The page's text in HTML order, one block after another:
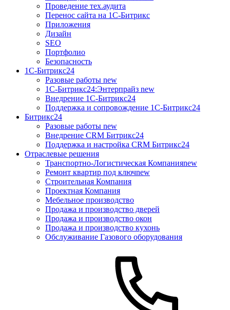
Проведение тех.аудита
Перенос сайта на 1С-Битрикс
Приложения
Дизайн
SEO
Портфолио
Безопасность
1C-Битрикс24
Разовые работы new
1С-Битрикс24:Энтерпрайз new
Внедрение 1C-Битрикс24
Поддержка и сопровождение 1С-Битрикс24
Битрикс24
Разовые работы new
Внедрение CRM Битрикс24
Поддержка и настройка CRM Битрикс24
Отраслевые решения
Транспортно-Логистическая Компанияnew
Ремонт квартир под ключnew
Строительная Компания
Проектная Компания
Мебельное производство
Продажа и производство дверей
Продажа и производство окон
Продажа и производство кухонь
Обслуживание Газового оборудования